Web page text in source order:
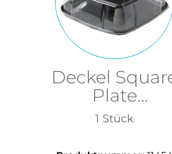
Deckel
Plate
1 Stück